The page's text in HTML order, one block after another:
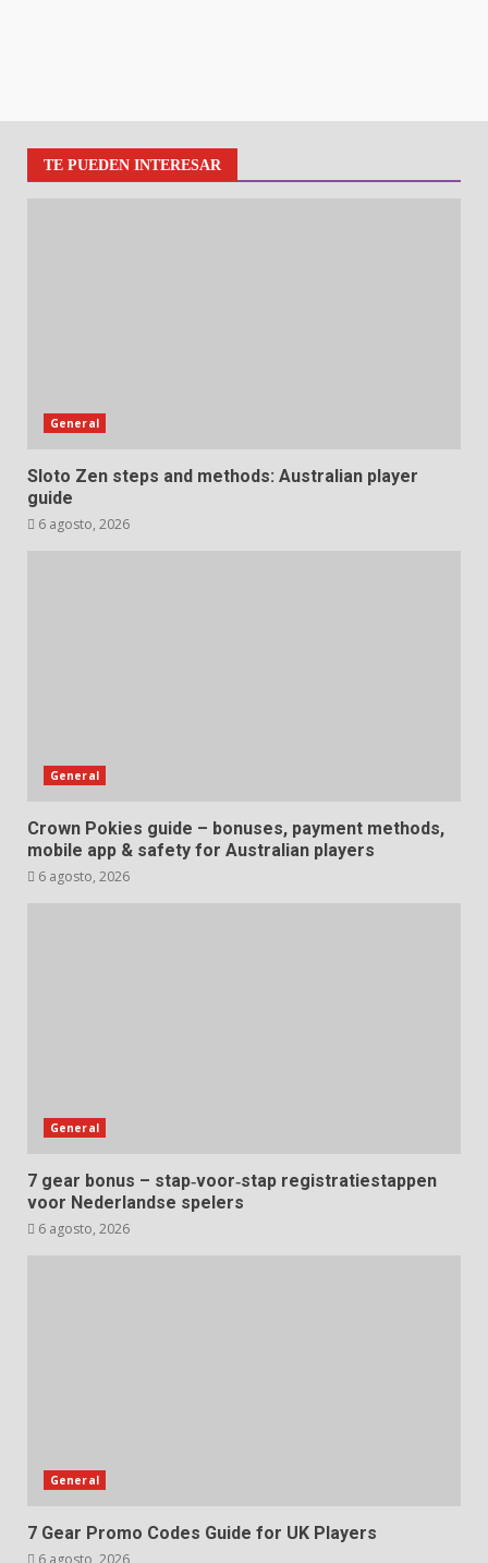
TE PUEDEN INTERESAR
General
Sloto Zen steps and methods: Australian player
guide
6 agosto, 2026
General
Crown Pokies guide – bonuses, payment methods,
mobile app & safety for Australian players
6 agosto, 2026
General
7 gear bonus – stap‑voor‑stap registratiestappen
voor Nederlandse spelers
6 agosto, 2026
General
7 Gear Promo Codes Guide for UK Players
6 agosto, 2026